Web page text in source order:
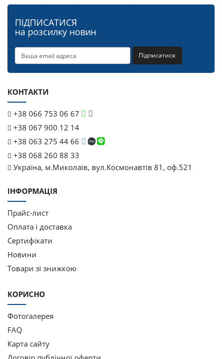
ПІДПИСАТИСЯ
на розсилку новин
Підписатися
КОНТАКТИ
+38 066 753 06 67
+38 067 900 12 14
+38 063 275 44 66
+38 068 260 88 33
Україна, м.Миколаїв, вул.Космонавтів 81, оф.521
ІНФОРМАЦІЯ
Прайс-лист
Оплата і доставка
Cертифікати
Новини
Товари зі знижкою
КОРИСНО
Фотогалерея
FAQ
Карта сайту